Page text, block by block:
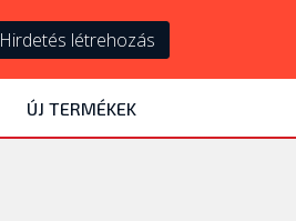
Hirdetés létrehozás
ÚJ TERMÉKEK